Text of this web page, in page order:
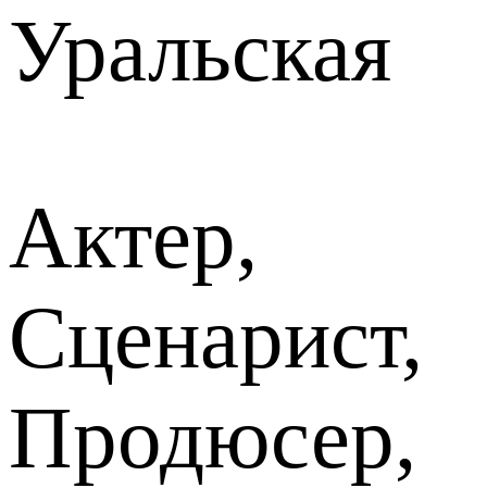
Уральская
Актер,
Сценарист,
Продюсер,